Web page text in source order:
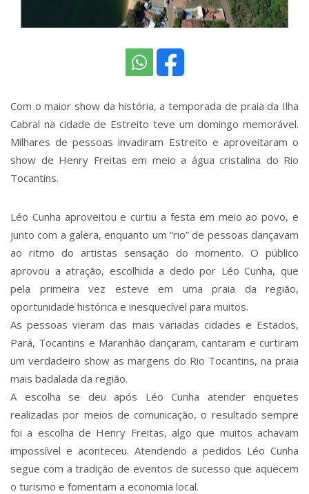
Com o maior show da história, a temporada de praia da Ilha
Cabral na cidade de Estreito teve um domingo memorável.
Milhares de pessoas invadiram Estreito e aproveitaram o
show de Henry Freitas em meio a água cristalina do Rio
Tocantins.
Léo Cunha aproveitou e curtiu a festa em meio ao povo, e
junto com a galera, enquanto um “rio” de pessoas dançavam
ao ritmo do artistas sensação do momento. O público
aprovou a atração, escolhida a dedo por Léo Cunha, que
pela primeira vez esteve em uma praia da região,
oportunidade histórica e inesquecível para muitos.
As pessoas vieram das mais variadas cidades e Estados,
Pará, Tocantins e Maranhão dançaram, cantaram e curtiram
um verdadeiro show as margens do Rio Tocantins, na praia
mais badalada da região.
A escolha se deu após Léo Cunha atender enquetes
realizadas por meios de comunicação, o resultado sempre
foi a escolha de Henry Freitas, algo que muitos achavam
impossível e aconteceu. Atendendo a pedidos Léo Cunha
segue com a tradição de eventos de sucesso que aquecem
o turismo e fomentam a economia local.